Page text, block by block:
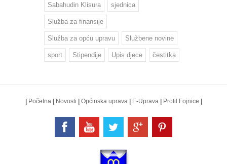
Sabahudin Klisura sjednica
Služba za finansije
Služba za opću upravu Službene novine
sport Stipendije Upis djece čestitka
| Početna | Novosti | Općinska uprava | E-Uprava | Profil Fojnice |